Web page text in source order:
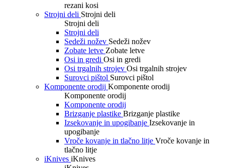
rezani kosi
Strojni deli Strojni deli
Strojni deli
Strojni deli
Sedeži nožev Sedeži nožev
Zobate letve Zobate letve
Osi in gredi Osi in gredi
Osi trgalnih strojev Osi trgalnih strojev
Surovci pištol Surovci pištol
Komponente orodij Komponente orodij
Komponente orodij
Komponente orodij
Brizganje plastike Brizganje plastike
Izsekovanje in upogibanje Izsekovanje in
upogibanje
Vroče kovanje in tlačno litje Vroče kovanje in
tlačno litje
iKnives iKnives